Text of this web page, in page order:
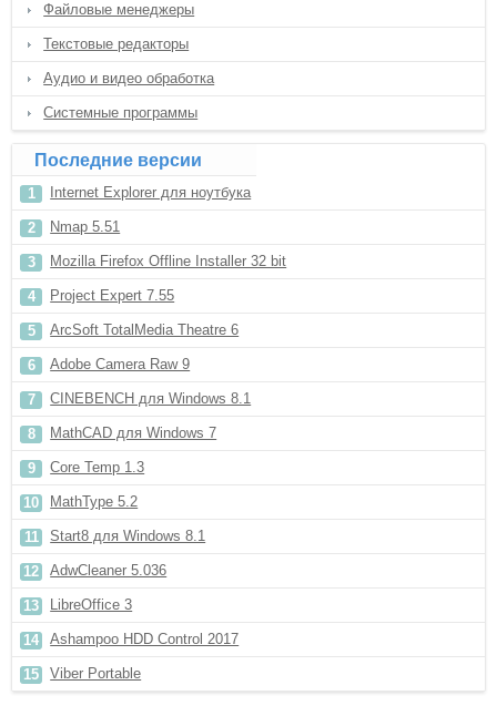
Файловые менеджеры
Текстовые редакторы
Аудио и видео обработка
Системные программы
Последние версии
Internet Explorer для ноутбука
Nmap 5.51
Mozilla Firefox Offline Installer 32 bit
Project Expert 7.55
ArcSoft TotalMedia Theatre 6
Adobe Camera Raw 9
CINEBENCH для Windows 8.1
MathCAD для Windows 7
Core Temp 1.3
MathType 5.2
Start8 для Windows 8.1
AdwCleaner 5.036
LibreOffice 3
Ashampoo HDD Control 2017
Viber Portable